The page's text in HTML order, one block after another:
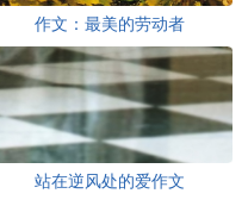
作文：最美的劳动者
站在逆风处的爱作文